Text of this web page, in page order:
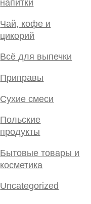
напитки
Чай, кофе и
цикорий
Всё для выпечки
Приправы
Сухие смеси
Польские
продукты
Бытовые товары и
косметика
Uncategorized